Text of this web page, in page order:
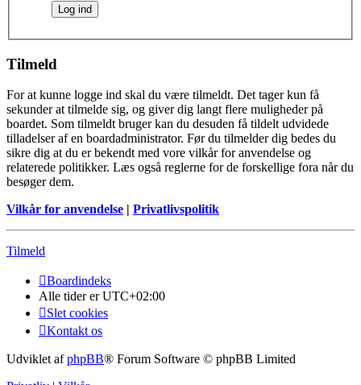
Tilmeld
For at kunne logge ind skal du være tilmeldt. Det tager kun få
sekunder at tilmelde sig, og giver dig langt flere muligheder på
boardet. Som tilmeldt bruger kan du desuden få tildelt udvidede
tilladelser af en boardadministrator. Før du tilmelder dig bedes du
sikre dig at du er bekendt med vore vilkår for anvendelse og
relaterede politikker. Læs også reglerne for de forskellige fora når du
besøger dem.
Vilkår for anvendelse | Privatlivspolitik
Tilmeld
Boardindeks
Alle tider erUTC+02:00
Slet cookies
Kontakt os
Udviklet afphpBB® Forum Software © phpBB Limited